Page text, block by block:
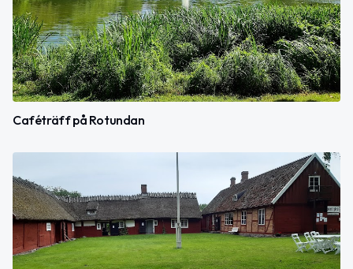
Caféträff på Rotundan